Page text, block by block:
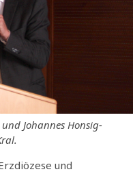
Johannes Honsig-
und